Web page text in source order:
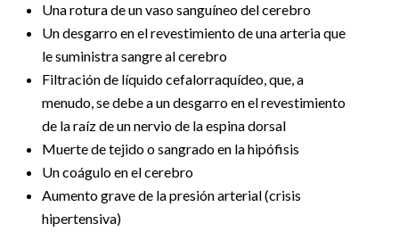
Una rotura de un vaso sanguíneo del cerebro
Un desgarro en el revestimiento de una arteria que
le suministra sangre al cerebro
Filtración de líquido cefalorraquídeo, que, a
menudo, se debe a un desgarro en el revestimiento
de la raíz de un nervio de la espina dorsal
Muerte de tejido o sangrado en la hipófisis
Un coágulo en el cerebro
Aumento grave de la presión arterial (crisis
hipertensiva)